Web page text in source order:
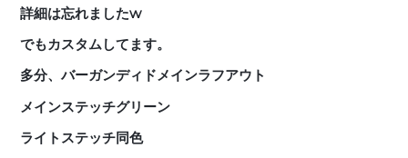
詳細は忘れましたw
でもカスタムしてます。
多分、バーガンディドメインラフアウト
メインステッチグリーン
ライトステッチ同色